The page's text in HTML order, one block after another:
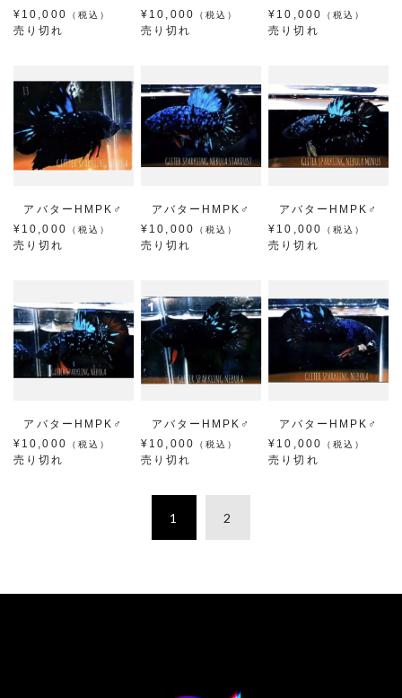
¥10,000
（税込）
売り切れ
¥10,000
（税込）
売り切れ
¥10,000
（税込）
売り切れ
アバターHMPK♂
¥10,000
（税込）
売り切れ
アバターHMPK♂
¥10,000
（税込）
売り切れ
アバターHMPK♂
¥10,000
（税込）
売り切れ
アバターHMPK♂
¥10,000
（税込）
売り切れ
アバターHMPK♂
¥10,000
（税込）
売り切れ
アバターHMPK♂
¥10,000
（税込）
売り切れ
1 2